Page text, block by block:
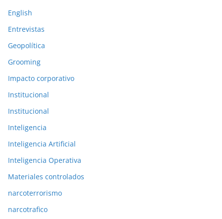
o
e
s
English
Entrevistas
Geopolítica
Grooming
Impacto corporativo
Institucional
Institucional
Inteligencia
Inteligencia Artificial
Inteligencia Operativa
Materiales controlados
narcoterrorismo
narcotrafico